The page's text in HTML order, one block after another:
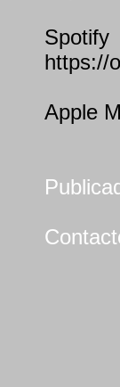
Spotify
https://
Apple